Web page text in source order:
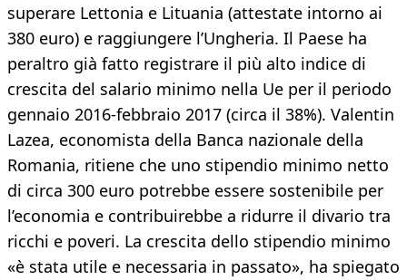
superare Lettonia e Lituania (attestate intorno ai
380 euro) e raggiungere l’Ungheria. Il Paese ha
peraltro già fatto registrare il più alto indice di
crescita del salario minimo nella Ue per il periodo
gennaio 2016-febbraio 2017 (circa il 38%). Valentin
Lazea, economista della Banca nazionale della
Romania, ritiene che uno stipendio minimo netto
di circa 300 euro potrebbe essere sostenibile per
l’economia e contribuirebbe a ridurre il divario tra
ricchi e poveri. La crescita dello stipendio minimo
«è stata utile e necessaria in passato», ha spiegato